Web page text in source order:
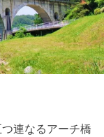
つ連なるアーチ橋